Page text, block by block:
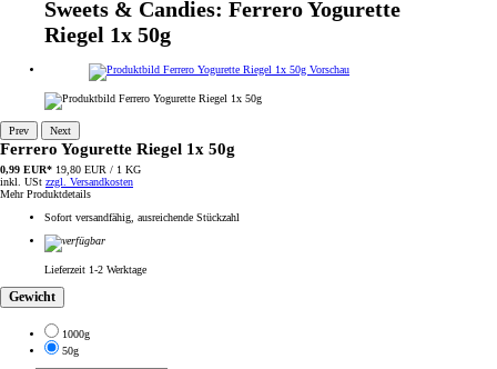
Sweets & Candies: Ferrero Yogurette
Riegel 1x 50g
Prev Next
Ferrero Yogurette Riegel 1x 50g
0,99 EUR* 19,80 EUR / 1 KG
inkl. USt zzgl. Versandkosten
Mehr Produktdetails
Sofort versandfähig, ausreichende Stückzahl
Lieferzeit 1-2 Werktage
Gewicht
1000g
50g